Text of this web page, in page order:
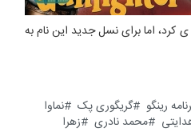
اما برای نسل جدید این نام به
رینگو گریگوری پک
نماوا
محمد نادری
زهرا